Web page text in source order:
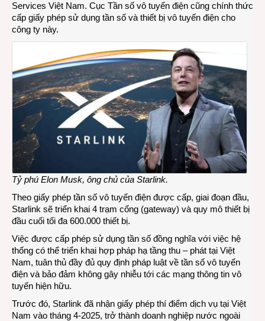
cấp
Services Việt Nam. Cục Tần số vô tuyến điện cũng chính thức
cấp giấy phép sử dụng tần số và thiết bị vô tuyến điện cho
công ty này.
Tỷ phú Elon Musk, ông chủ của Starlink.
Theo giấy phép tần số vô tuyến điện được cấp, giai đoạn đầu,
Starlink sẽ triển khai 4 trạm cổng (gateway) và quy mô thiết bị
đầu cuối tối đa 600.000 thiết bị.
Việc được cấp phép sử dụng tần số đồng nghĩa với việc hệ
thống có thể triển khai hợp pháp hạ tầng thu – phát tại Việt
Nam, tuân thủ đầy đủ quy định pháp luật về tần số vô tuyến
điện và bảo đảm không gây nhiễu tới các mạng thông tin vô
tuyến hiện hữu.
Trước đó, Starlink đã nhận giấy phép thí điểm dịch vụ tại Việt
Nam vào tháng 4-2025, trở thành doanh nghiệp nước ngoài